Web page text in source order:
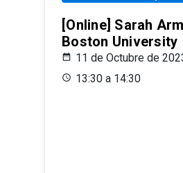
[Online] Sarah
Boston University
11 de Octubre de
13:30 a 14:30